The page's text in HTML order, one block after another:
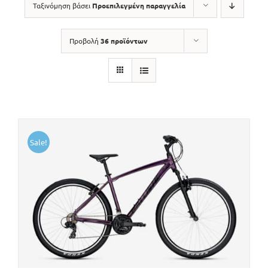
Ταξινόμηση βάσει Προεπιλεγμένη παραγγελία
Προβολή 36 προϊόντων
Sale!